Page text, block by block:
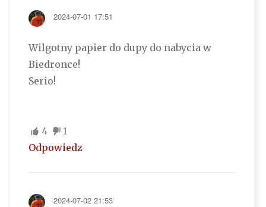
2024-07-01 17:51
Wilgotny papier do dupy do nabycia w
Biedronce!
Serio!
4
1
Odpowiedz
2024-07-02 21:53